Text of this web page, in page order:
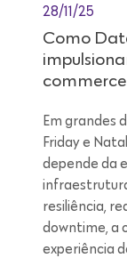
28/11/25
Como
Em grandes
Friday e
depende da
resiliência,
downtime, a
experiência